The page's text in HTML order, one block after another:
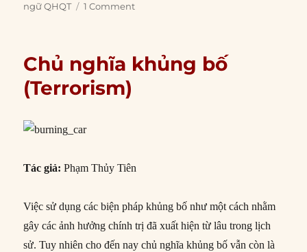
ngữ QHQT
1 Comment
Chủ nghĩa khủng bố
(Terrorism)
Tác giả: Phạm Thủy Tiên
Việc sử dụng các biện pháp khủng bố như một cách nhằm
gây các ảnh hưởng chính trị đã xuất hiện từ lâu trong lịch
sử. Tuy nhiên cho đến nay chủ nghĩa khủng bố vẫn còn là